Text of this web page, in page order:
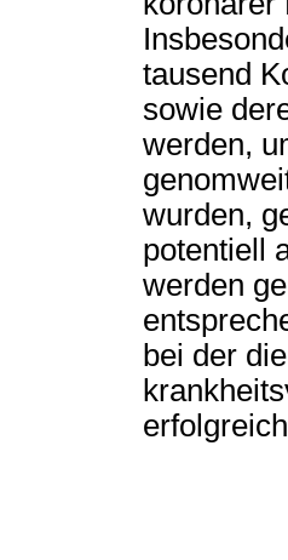
tausend
sowie
werden,
wurden,
potentiell
werden
bei der